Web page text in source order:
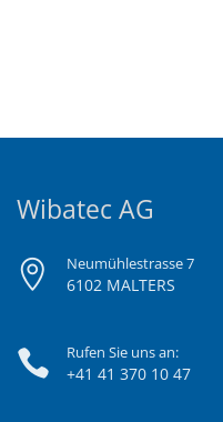
Wibatec AG
Neumühlestrasse 7
6102 MALTERS
Rufen Sie uns an:
+41 41 370 10 47